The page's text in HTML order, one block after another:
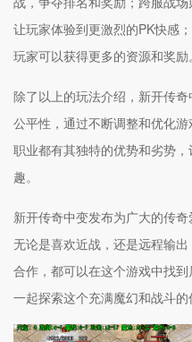
让玩家体验到更激烈的PK快感
玩家可以获得更多的资源和奖励。
除了以上的玩法介绍，新开传
公平性，通过不断调整和优化
职业都有其独特的优势和劣势
趣。
新开传奇中变发布为广大的传奇
无论是喜欢近战，还是远程输
合作，都可以在这个游戏中找
一起探索这个充满魔幻和战斗的